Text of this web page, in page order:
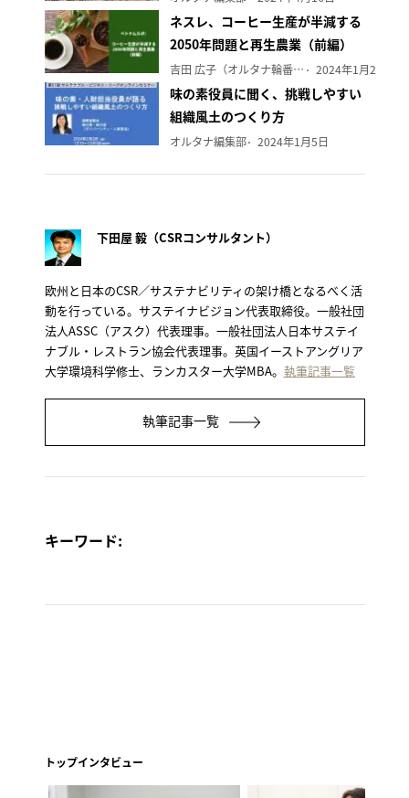
ネスレ、コーヒー生産が半減する
2050年問題と再生農業（前編）
吉田 広子（オルタナ輪番編集長） 2024年1月29日
味の素役員に聞く、挑戦しやすい
組織風土のつくり方
オルタナ編集部 2024年1月5日
下田屋 毅（CSRコンサルタント）
欧州と日本のCSR／サステナビリティの架け橋となるべく活
動を行っている。サステイナビジョン代表取締役。一般社団
法人ASSC（アスク）代表理事。一般社団法人日本サステイ
ナブル・レストラン協会代表理事。英国イーストアングリア
大学環境科学修士、ランカスター大学MBA。 執筆記事一覧
執筆記事一覧
キーワード:
トップインタビュー